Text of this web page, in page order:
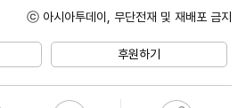
ⓒ 아시아투데이, 무단전재 및 재배포 금지
후원하기